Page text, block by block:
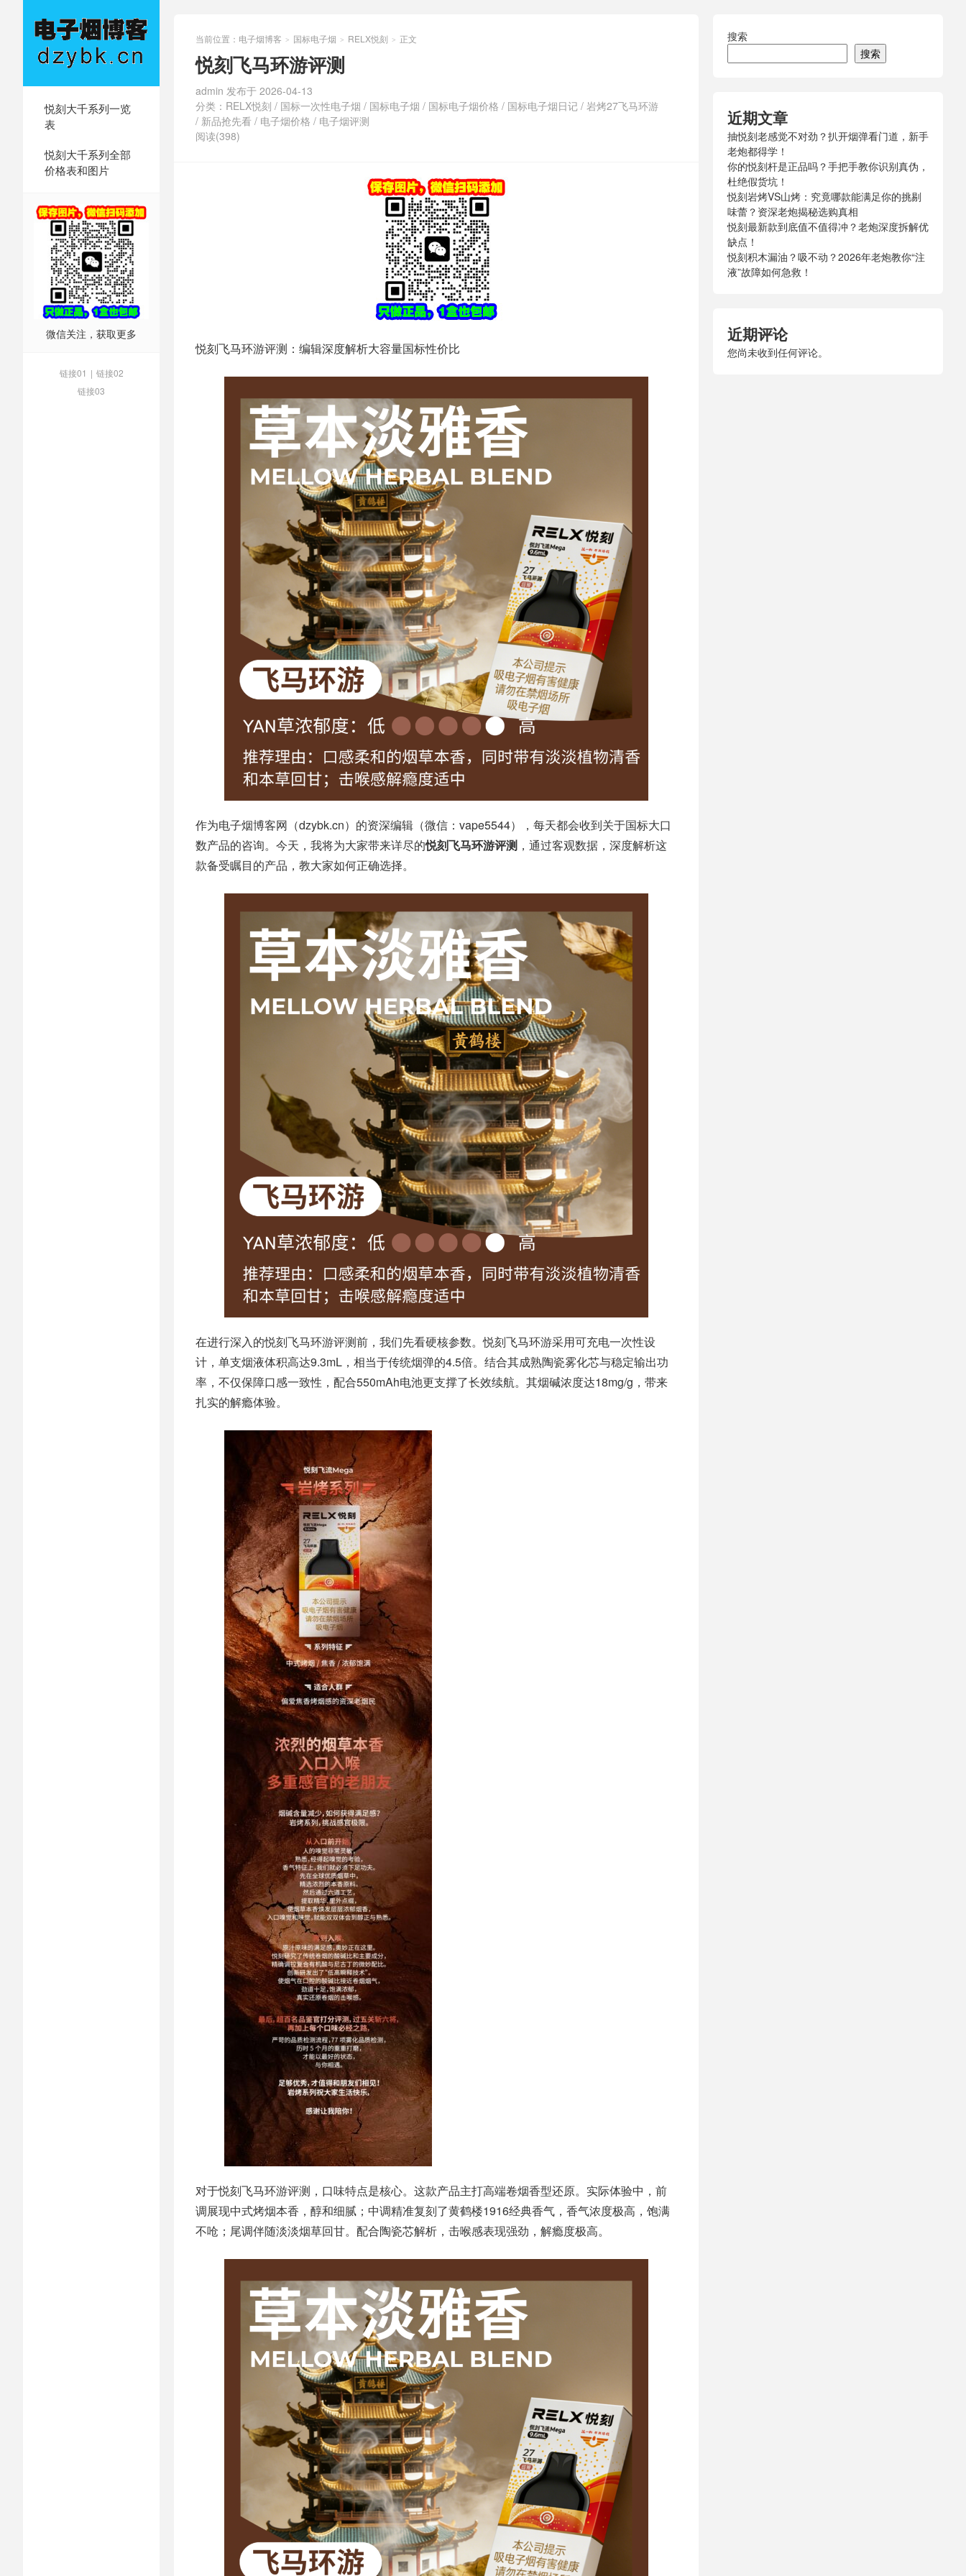
悦刻大千系列一览
表
悦刻大千系列全部
价格表和图片
微信关注，获取更多
链接01 | 链接02
链接03
当前位置： 电子烟博客 > 国标电子烟 > RELX悦刻 > 正文
悦刻飞马环游评测
admin 发布于 2026-04-13
分类： RELX悦刻 / 国标一次性电子烟 / 国标电子烟 / 国标电子烟价格 / 国标电子烟日记 / 岩烤27飞马环游
/ 新品抢先看 / 电子烟价格 / 电子烟评测
阅读(398)
悦刻飞马环游评测：编辑深度解析大容量国标性价比
作为电子烟博客网（dzybk.cn）的资深编辑（微信：vape5544），每天都会收到关于国标大口
数产品的咨询。今天，我将为大家带来详尽的悦刻飞马环游评测 ，通过客观数据，深度解析这
款备受瞩目的产品，教大家如何正确选择。
在进行深入的悦刻飞马环游评测前，我们先看硬核参数。悦刻飞马环游采用可充电一次性设
计，单支烟液体积高达9.3mL，相当于传统烟弹的4.5倍。结合其成熟陶瓷雾化芯与稳定输出功
率，不仅保障口感一致性，配合550mAh电池更支撑了长效续航。其烟碱浓度达18mg/g，带来
扎实的解瘾体验。
对于悦刻飞马环游评测，口味特点是核心。这款产品主打高端卷烟香型还原。实际体验中，前
调展现中式烤烟本香，醇和细腻；中调精准复刻了黄鹤楼1916经典香气，香气浓度极高，饱满
不呛；尾调伴随淡淡烟草回甘。配合陶瓷芯解析，击喉感表现强劲，解瘾度极高。
搜索
搜索
近期文章
抽悦刻老感觉不对劲？扒开烟弹看门道，新手
老炮都得学！
你的悦刻杆是正品吗？手把手教你识别真伪，
杜绝假货坑！
悦刻岩烤VS山烤：究竟哪款能满足你的挑剔
味蕾？资深老炮揭秘选购真相
悦刻最新款到底值不值得冲？老炮深度拆解优
缺点！
悦刻积木漏油？吸不动？2026年老炮教你“注
液”故障如何急救！
近期评论
您尚未收到任何评论。